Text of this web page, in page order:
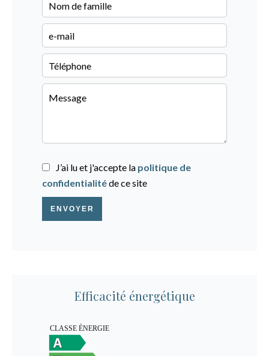
J’ai lu et j'accepte la politique de
confidentialitéde ce site
ENVOYER
Efficacité énergétique